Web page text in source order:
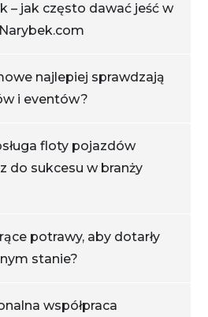
– jak często dawać jeść w
najlepiej sprawdzają
i eventów?
floty pojazdów
do sukcesu w branży
potrawy, aby dotarły
stanie?
współpraca